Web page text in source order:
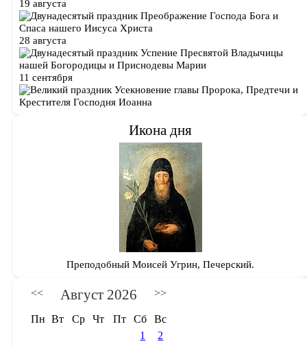
19 августа
Преображение Господа Бога и
Спаса нашего Иисуса Христа
28 августа
Успение Пресвятой Владычицы
нашей Богородицы и Приснодевы Марии
11 сентября
Усекновение главы Пророка, Предтечи и
Крестителя Господня Иоанна
Икона дня
Преподобный Моисей Угрин, Печерский.
<< Август 2026 >>
Пн Вт Ср Чт Пт Сб
Вс
1
2